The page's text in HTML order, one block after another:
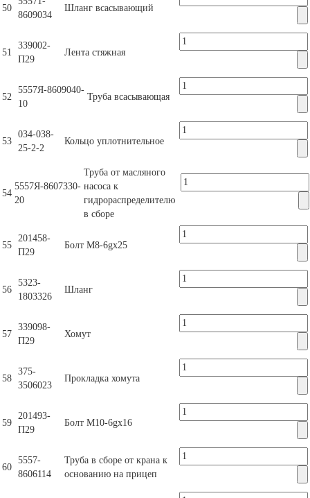
50
8609034
Шланг всасывающий
51
339002-
П29
Лента стяжная
52
5557Я-8609040-
10
Труба всасывающая
53
034-038-
25-2-2
Кольцо уплотнительное
54
5557Я-8607330-
20
Труба от масляного
насоса к
гидрораспределителю
в сборе
55
201458-
П29
Болт М8-6gх25
56
5323-
1803326
Шланг
57
339098-
П29
Хомут
58
375-
3506023
Прокладка хомута
59
201493-
П29
Болт М10-6gх16
60
5557-
8606114
Труба в сборе от крана к
основанию на прицеп